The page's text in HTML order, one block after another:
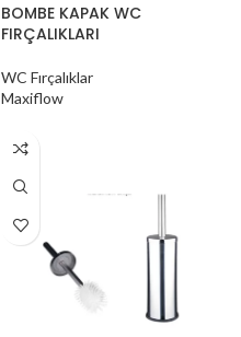
BOMBE KAPAK WC
FIRÇALIKLARI
WC Fırçalıklar
Maxiflow